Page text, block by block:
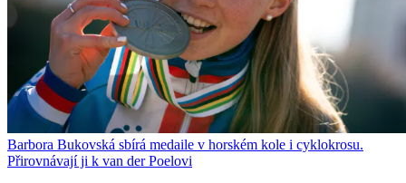
Barbora Bukovská sbírá medaile v horském kole i cyklokrosu.
Přirovnávají ji k van der Poelovi